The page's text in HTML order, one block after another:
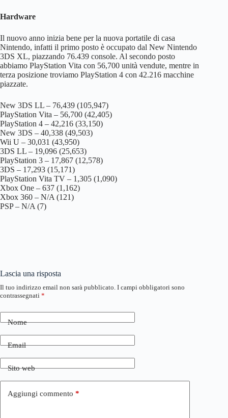
Hardware
Il nuovo anno inizia bene per la nuova portatile di casa
Nintendo, infatti il primo posto è occupato dal New Nintendo
3DS XL, piazzando 76.439 console. Al secondo posto
abbiamo PlayStation Vita con 56,700 unità vendute, mentre in
terza posizione troviamo PlayStation 4 con 42.216 macchine
piazzate.
New 3DS LL – 76,439 (105,947)
PlayStation Vita – 56,700 (42,405)
PlayStation 4 – 42,216 (33,150)
New 3DS – 40,338 (49,503)
Wii U – 30,031 (43,950)
3DS LL – 19,096 (25,653)
PlayStation 3 – 17,867 (12,578)
3DS – 17,293 (15,171)
PlayStation Vita TV – 1,305 (1,090)
Xbox One – 637 (1,162)
Xbox 360 – N/A (121)
PSP – N/A (7)
Lascia una risposta
Il tuo indirizzo email non sarà pubblicato. I campi obbligatori sono
contrassegnati *
Nome
Email
Sito web
Aggiungi commento *